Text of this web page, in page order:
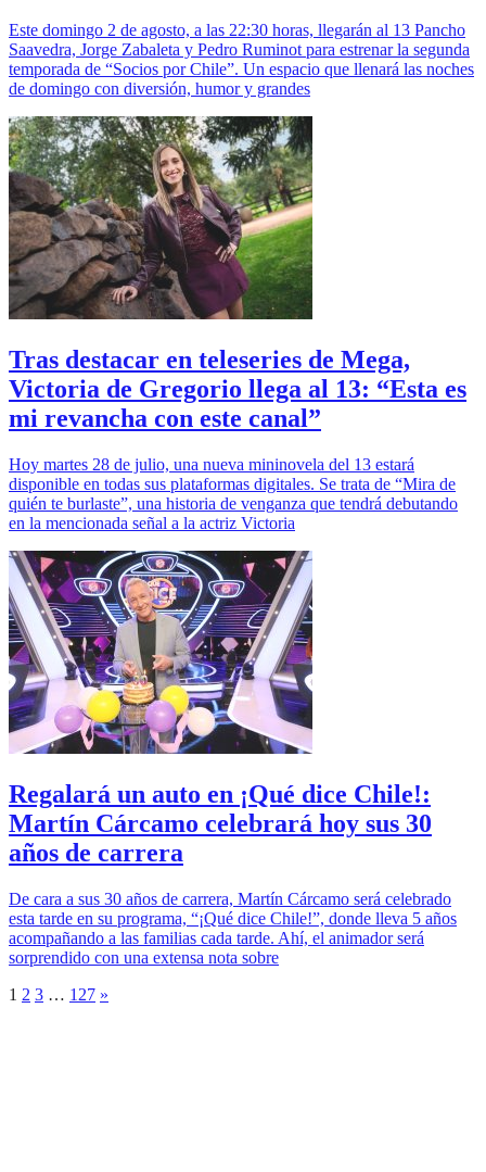
Este domingo 2 de agosto, a las 22:30 horas, llegarán al 13 Pancho
Saavedra, Jorge Zabaleta y Pedro Ruminot para estrenar la segunda
temporada de “Socios por Chile”. Un espacio que llenará las noches
de domingo con diversión, humor y grandes
Tras destacar en teleseries de Mega,
Victoria de Gregorio llega al 13: “Esta es
mi revancha con este canal”
Hoy martes 28 de julio, una nueva mininovela del 13 estará
disponible en todas sus plataformas digitales. Se trata de “Mira de
quién te burlaste”, una historia de venganza que tendrá debutando
en la mencionada señal a la actriz Victoria
Regalará un auto en ¡Qué dice Chile!:
Martín Cárcamo celebrará hoy sus 30
años de carrera
De cara a sus 30 años de carrera, Martín Cárcamo será celebrado
esta tarde en su programa, “¡Qué dice Chile!”, donde lleva 5 años
acompañando a las familias cada tarde. Ahí, el animador será
sorprendido con una extensa nota sobre
1 2 3 … 127 »